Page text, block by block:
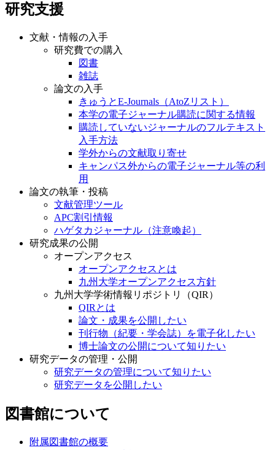
研究支援
文献・情報の入手
研究費での購入
図書
雑誌
論文の入手
きゅうとE-Journals（AtoZリスト）
本学の電子ジャーナル購読に関する情報
購読していないジャーナルのフルテキスト
入手方法
学外からの文献取り寄せ
キャンパス外からの電子ジャーナル等の利
用
論文の執筆・投稿
文献管理ツール
APC割引情報
ハゲタカジャーナル（注意喚起）
研究成果の公開
オープンアクセス
オープンアクセスとは
九州大学オープンアクセス方針
九州大学学術情報リポジトリ（QIR）
QIRとは
論文・成果を公開したい
刊行物（紀要・学会誌）を電子化したい
博士論文の公開について知りたい
研究データの管理・公開
研究データの管理について知りたい
研究データを公開したい
図書館について
附属図書館の概要